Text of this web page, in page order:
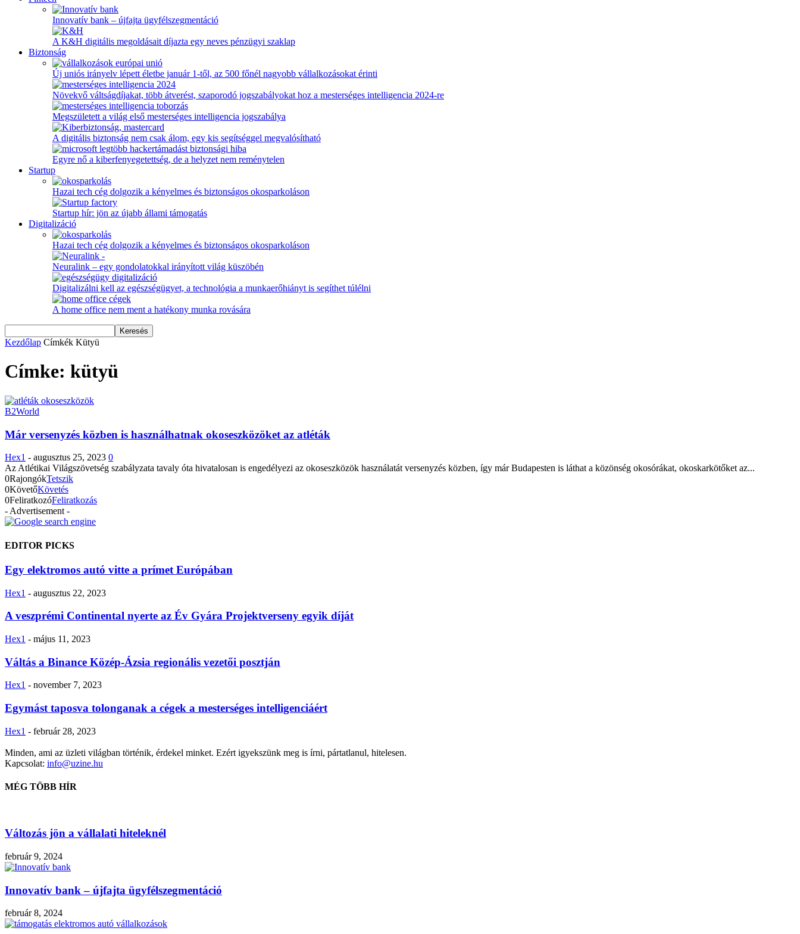
Innovatív bank – újfajta ügyfélszegmentáció
A K&H digitális megoldásait díjazta egy neves pénzügyi szaklap
Biztonság
Új uniós irányelv lépett életbe január 1-től, az 500 főnél nagyobb vállalkozásokat érinti
Növekvő váltságdíjakat, több átverést, szaporodó jogszabályokat hoz a mesterséges intelligencia 2024-re
Megszületett a világ első mesterséges intelligencia jogszabálya
A digitális biztonság nem csak álom, egy kis segítséggel megvalósítható
Egyre nő a kiberfenyegetettség, de a helyzet nem reménytelen
Startup
Hazai tech cég dolgozik a kényelmes és biztonságos okosparkoláson
Startup hír: jön az újabb állami támogatás
Digitalizáció
Hazai tech cég dolgozik a kényelmes és biztonságos okosparkoláson
Neuralink – egy gondolatokkal irányított világ küszöbén
Digitalizálni kell az egészségügyet, a technológia a munkaerőhiányt is segíthet túlélni
A home office nem ment a hatékony munka rovására
Kezdőlap Címkék Kütyü
Címke: kütyü
B2World
Már versenyzés közben is használhatnak okoseszközöket az atléták
Hex1 - augusztus 25, 2023 0
Az Atlétikai Világszövetség szabályzata tavaly óta hivatalosan is engedélyezi az okoseszközök használatát versenyzés közben, így már Budapesten is láthat a közönség okosórákat, okoskarkötőket az...
0RajongókTetszik
0KövetőKövetés
0FeliratkozóFeliratkozás
- Advertisement -
EDITOR PICKS
Egy elektromos autó vitte a prímet Európában
Hex1 - augusztus 22, 2023
A veszprémi Continental nyerte az Év Gyára Projektverseny egyik díját
Hex1 - május 11, 2023
Váltás a Binance Közép-Ázsia regionális vezetői posztján
Hex1 - november 7, 2023
Egymást taposva tolonganak a cégek a mesterséges intelligenciáért
Hex1 - február 28, 2023
Minden, ami az üzleti világban történik, érdekel minket. Ezért igyekszünk meg is írni, pártatlanul, hitelesen.
Kapcsolat: info@uzine.hu
MÉG TÖBB HÍR
Változás jön a vállalati hiteleknél
február 9, 2024
Innovatív bank – újfajta ügyfélszegmentáció
február 8, 2024